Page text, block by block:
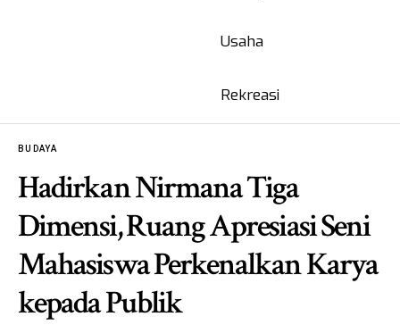
Usaha
Rekreasi
BUDAYA
Hadirkan Nirmana Tiga
Dimensi, Ruang Apresiasi Seni
Mahasiswa Perkenalkan Karya
kepada Publik